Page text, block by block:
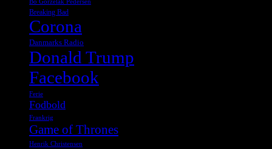
Bo Gorzelak Pedersen
Breaking Bad
Corona
Danmarks Radio
Donald Trump
Facebook
Ferie
Fodbold
Frankrig
Game of Thrones
Henrik Christensen